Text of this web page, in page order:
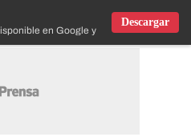
en Google y IOS
Descargar